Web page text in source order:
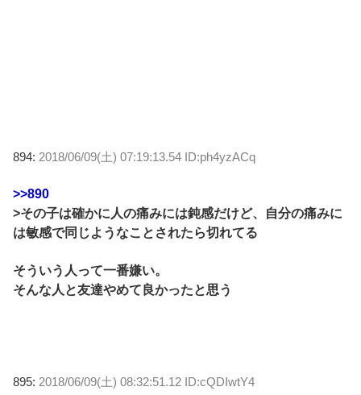
894: 2018/06/09(土) 07:19:13.54 ID:ph4yzACq
>>890
>その子は確かに人の痛みには鈍感だけど、自分の痛みに
は敏感で同じようなことされたら切れてる
そういう人って一番嫌い。
そんな人と友達やめて良かったと思う
895: 2018/06/09(土) 08:32:51.12 ID:cQDIwtY4